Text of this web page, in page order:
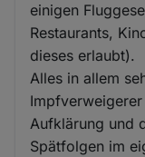
einigen
Restaurants,
dieses erlaubt).
Alles in allem
Aufklärung und
Spätfolgen im